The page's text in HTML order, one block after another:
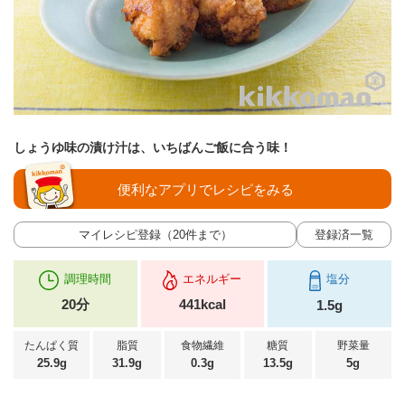
しょうゆ味の漬け汁は、いちばんご飯に合う味！
マイレシピ登録（20件まで） 登録済一覧
便利なアプリでレシピをみる
調理時間
20分
エネルギー
441kcal
塩分
1.5g
たんぱく質
25.9g
脂質
31.9g
食物繊維
0.3g
糖質
13.5g
野菜量
5g